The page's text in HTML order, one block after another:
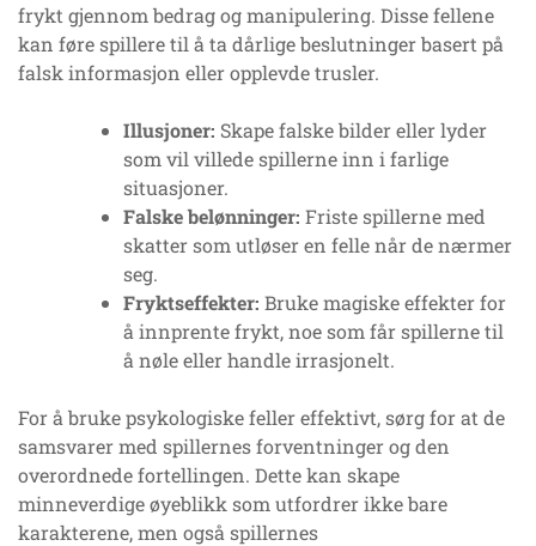
frykt gjennom bedrag og manipulering. Disse fellene
kan føre spillere til å ta dårlige beslutninger basert på
falsk informasjon eller opplevde trusler.
Illusjoner: Skape falske bilder eller lyder
som vil villede spillerne inn i farlige
situasjoner.
Falske belønninger: Friste spillerne med
skatter som utløser en felle når de nærmer
seg.
Fryktseffekter: Bruke magiske effekter for
å innprente frykt, noe som får spillerne til
å nøle eller handle irrasjonelt.
For å bruke psykologiske feller effektivt, sørg for at de
samsvarer med spillernes forventninger og den
overordnede fortellingen. Dette kan skape
minneverdige øyeblikk som utfordrer ikke bare
karakterene, men også spillernes